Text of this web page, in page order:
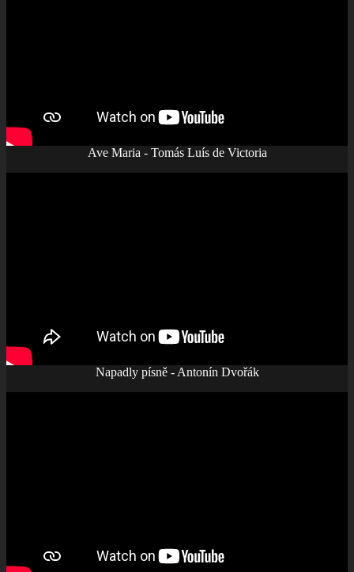
Ave Maria - Tomás Luís de Victoria
Napadly písně - Antonín Dvořák